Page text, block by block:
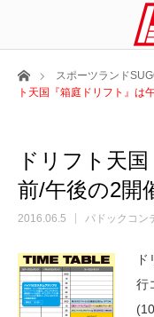
ホームスポーツランド
ト天国『箱庭ドリフト』は
ドリフト天
前/午後の2開
2016.06.5 パドックコン
行